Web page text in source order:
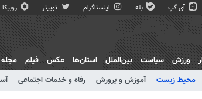
آی گپ بله اینستاگرام توییتر روبیکا
محیط زیست آموزش و پرورش رفاه و خدمات اجتماعی
ورزش سیاست بین‌الملل استان‌ها عکس فیلم